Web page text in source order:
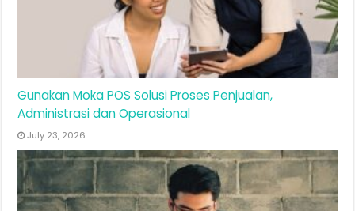
Gunakan Moka POS Solusi Proses Penjualan,
Administrasi dan Operasional
July 23, 2026